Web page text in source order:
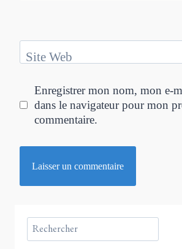
Site Web
Enregistrer mon nom, mon e-
dans le navigateur pour mon
commentaire.